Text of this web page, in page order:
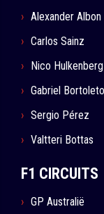
Alexander Albon
Carlos Sainz
Nico Hulkenberg
Gabriel Bortoleto
Sergio Pérez
Valtteri Bottas
F1 CIRCUITS
GP Australië